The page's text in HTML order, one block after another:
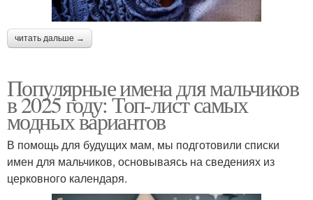
читать дальше →
Популярные имена для мальчиков
в 2025 году: Топ-лист самых
модных вариантов
В помощь для будущих мам, мы подготовили списки
имен для мальчиков, основываясь на сведениях из
церковного календаря.